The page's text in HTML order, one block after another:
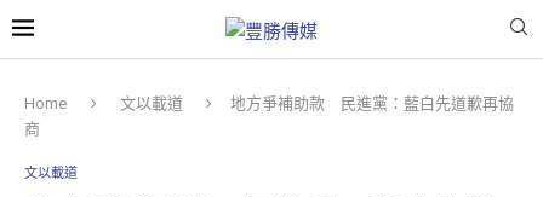
Home 文以載道
地方爭補助款 民進黨：藍白先道歉再協
商
文以載道